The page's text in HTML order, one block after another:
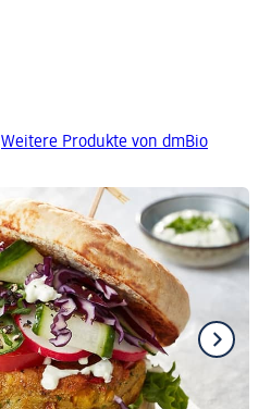
Weitere Produkte von dmBio